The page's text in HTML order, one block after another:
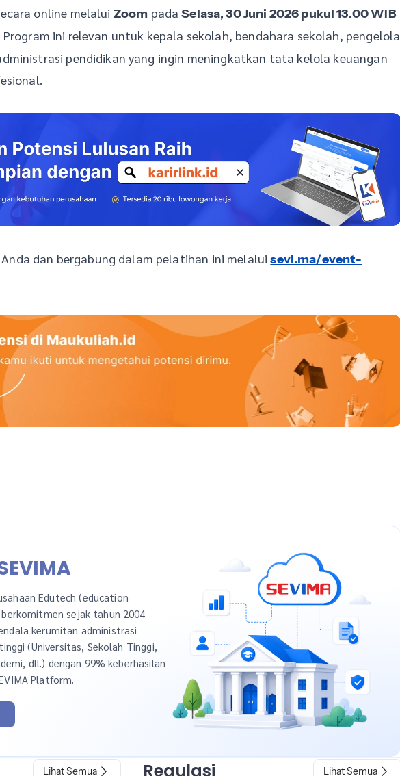
online melalui Zoom padaSelasa, 30 Juni 2026 pukul 13.00 WIB
Program ini relevan untuk kepala sekolah, bendahara sekolah, pengelola
pendidikan yang ingin meningkatkan tata kelola keuangan
dan bergabung dalam pelatihan ini melaluisevi.ma/event-
Edutech (education
sejak tahun 2004
kerumitan administrasi
(Universitas, Sekolah Tinggi,
dll.) dengan 99% keberhasilan
Platform.
Lihat Semua Regulasi Lihat Semua